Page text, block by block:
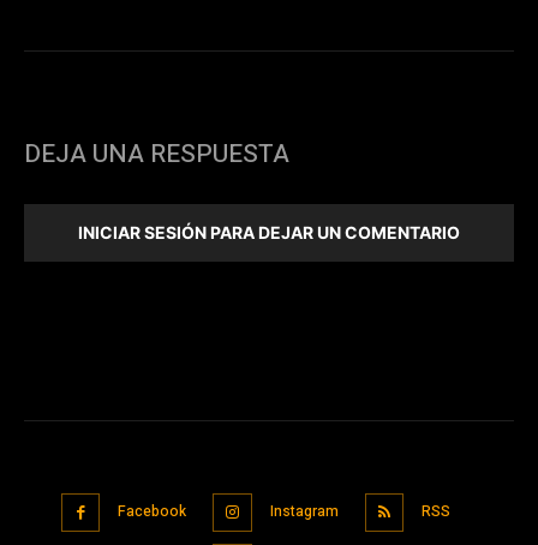
DEJA UNA RESPUESTA
INICIAR SESIÓN PARA DEJAR UN COMENTARIO
Facebook Instagram RSS